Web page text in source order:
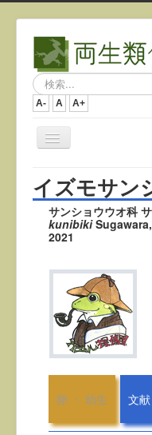
検
索...
A- A A+
ナ
ビ
ー
シ
ョ
ン
を
り
イズモサン
サンショウウオ科
kunibiki
2021
卵 ・ 幼生 文